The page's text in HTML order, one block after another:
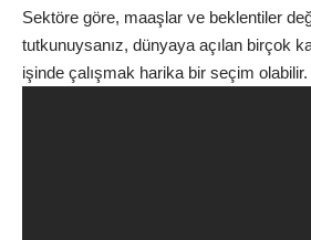
Sektöre göre, maaşlar ve beklentiler
tutkunuysanız, dünyaya açılan birçok
işinde çalışmak harika bir seçim olabilir.